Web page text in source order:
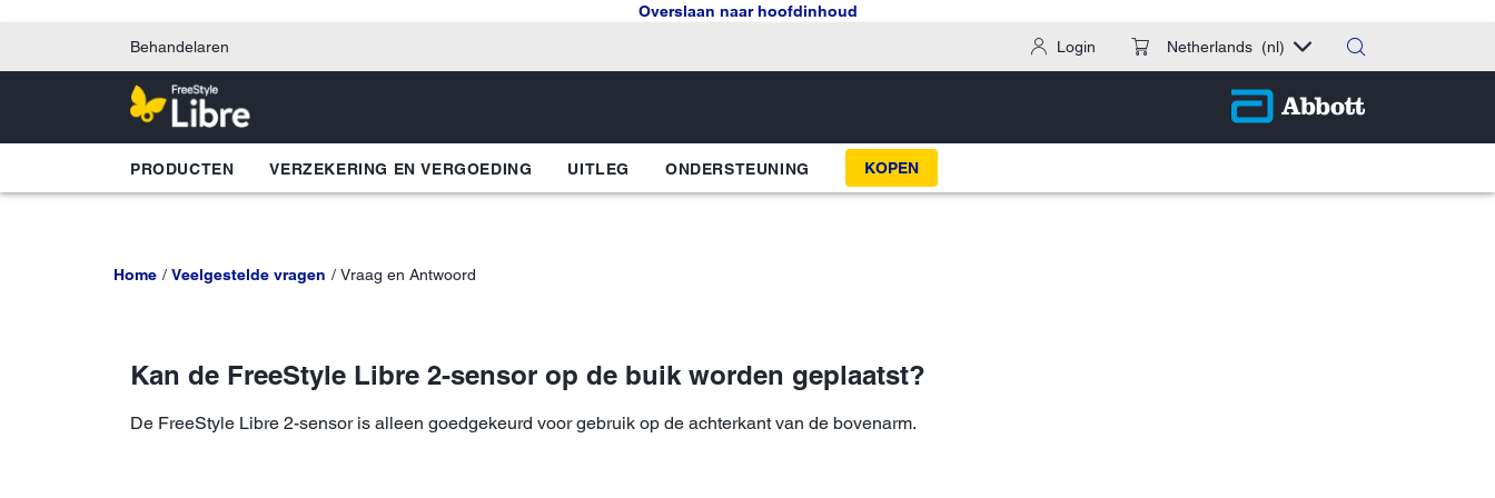
Overslaan naar hoofdinhoud
Behandelaren
Login Netherlands (nl)
PRODUCTEN VERZEKERING EN VERGOEDING UITLEG ONDERSTEUNING KOPEN
Home Veelgestelde vragen Vraag en Antwoord
Kan de FreeStyle Libre 2-sensor op de buik worden geplaatst?
De FreeStyle Libre 2-sensor is alleen goedgekeurd voor gebruik op de achterkant van de bovenarm.